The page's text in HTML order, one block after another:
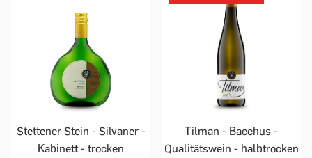
Stettener Stein - Silvaner -
Kabinett - trocken
Tilman - Bacchus -
Qualitätswein - halbtrocken